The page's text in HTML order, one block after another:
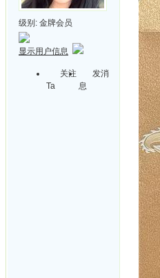
级别: 金牌会员
显示用户信息
关注
Ta
发消
息